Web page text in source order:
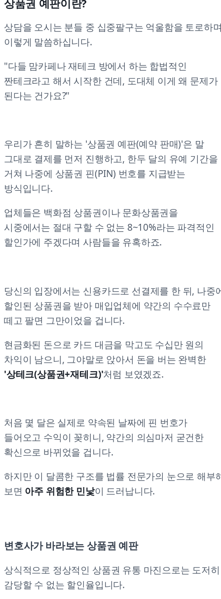
상담을 오시는 분들 중 십중팔구는 억울함을 토로하
이렇게 말씀하십니다.
"다들 맘카페나 재테크 방에서 하는 합법적인
짠테크라고 해서 시작한 건데, 도대체 이게 왜 문제가
된다는 건가요?"
우리가 흔히 말하는 '상품권 예판(예약 판매)'은 말
그대로 결제를 먼저 진행하고, 한두 달의 유예 기간을
거쳐 나중에 상품권 핀(PIN) 번호를 지급받는
방식입니다.
업체들은 백화점 상품권이나 문화상품권을
시중에서는 절대 구할 수 없는 8~10%라는 파격적인
할인가에 주겠다며 사람들을 유혹하죠.
당신의 입장에서는 신용카드로 선결제를 한 뒤, 나중
할인된 상품권을 받아 매입업체에 약간의 수수료만
떼고 팔면 그만이었을 겁니다.
현금화된 돈으로 카드 대금을 막고도 수십만 원의
차익이 남으니, 그야말로 앉아서 돈을 버는 완벽한
'상테크(상품권+재테크)'처럼 보였겠죠.
처음 몇 달은 실제로 약속된 날짜에 핀 번호가
들어오고 수익이 꽂히니, 약간의 의심마저 굳건한
확신으로 바뀌었을 겁니다.
하지만 이 달콤한 구조를 법률 전문가의 눈으로 해부
보면 아주 위험한 민낯이 드러납니다.
변호사가 바라보는 상품권 예판
상식적으로 정상적인 상품권 유통 마진으로는 도저히
감당할 수 없는 할인율입니다.